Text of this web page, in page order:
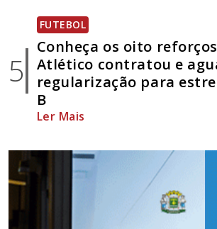
5
FUTEBOL
Conheça os oito
Atlético contratou e
regularização para
B
Ler Mais